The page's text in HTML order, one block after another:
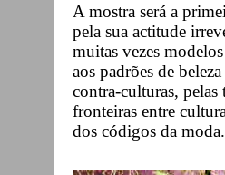
A mostra será a
pela sua actitude
muitas vezes
aos padrões de
contra-culturas, pelas
fronteiras entre
dos códigos da moda.